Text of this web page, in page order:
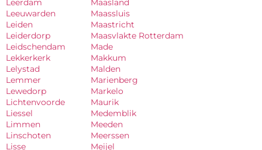
Leerdam
Leeuwarden
Leiden
Leiderdorp
Leidschendam
Lekkerkerk
Lelystad
Lemmer
Lewedorp
Lichtenvoorde
Liessel
Limmen
Linschoten
Lisse
Maasland
Maassluis
Maastricht
Maasvlakte Rotterdam
Made
Makkum
Malden
Marienberg
Markelo
Maurik
Medemblik
Meeden
Meerssen
Meijel